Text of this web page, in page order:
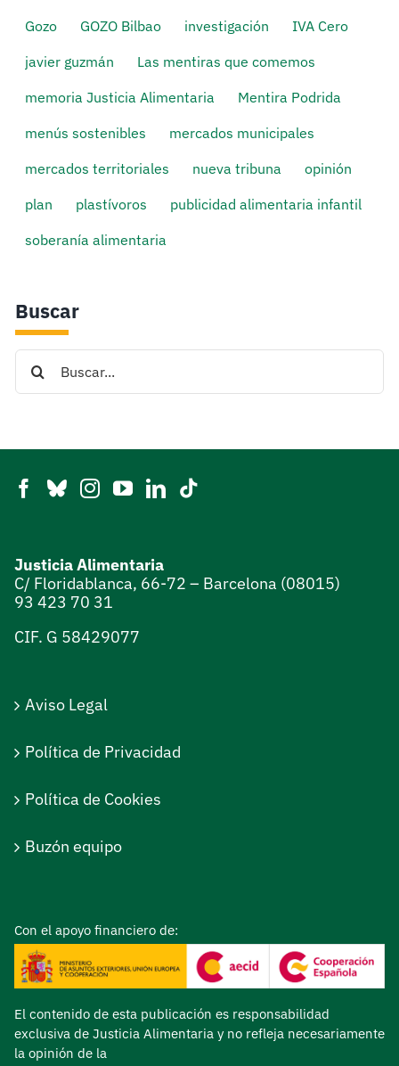
Gozo
GOZO Bilbao investigación
IVA Cero
javier guzmán
Las mentiras que comemos
memoria Justicia Alimentaria
Mentira Podrida
menús sostenibles
mercados municipales
mercados territoriales
nueva tribuna
opinión
plan
plastívoros
publicidad alimentaria infantil
soberanía alimentaria
Buscar
Search
for:
Justicia Alimentaria
C/ Floridablanca, 66-72 – Barcelona (08015)
93 423 70 31
CIF. G 58429077
Aviso Legal
Política de Privacidad
Política de Cookies
Buzón equipo
Con el apoyo financiero de:
El contenido de esta publicación es responsabilidad
exclusiva de Justicia Alimentaria y no refleja necesariamente
la opinión de la